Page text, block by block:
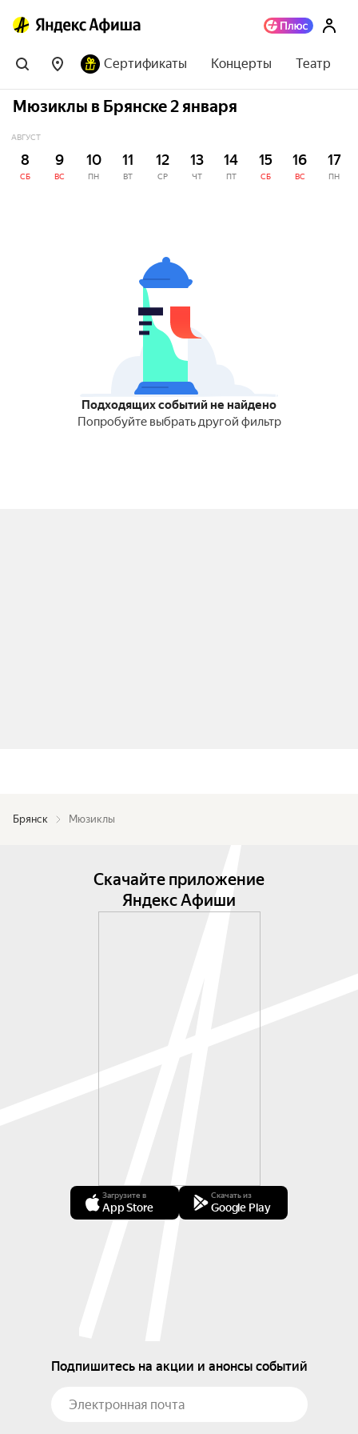
Сертификаты Концерты Театр
Мюзиклы в Брянске 2 января
АВГУСТ
8
СБ
9
ВС
10
ПН
11
ВТ
12
СР
13
ЧТ
14
ПТ
15
СБ
16
ВС
17
ПН
Подходящих событий не найдено
Попробуйте выбрать другой фильтр
Брянск Мюзиклы
Скачайте приложение
Яндекс Афиши
Загрузите в
App Store
Скачать из
Google Play
Подпишитесь на акции и анонсы событий